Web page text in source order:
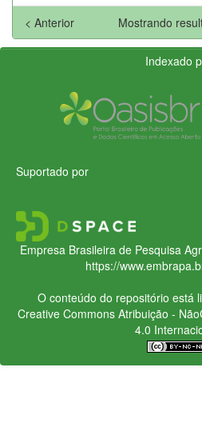
Mostrando
< Anterior
Indexado
Suportado por
Empresa Brasileira de Pesquisa
https://
O conteúdo do repositório está
Creative CommonsAtribuição -
4.0